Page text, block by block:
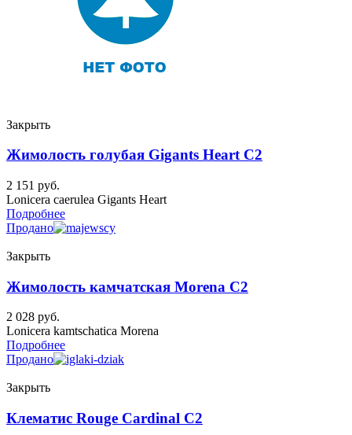
Закрыть
Жимолость голубая Gigants Heart C2
2 151 руб.
Lonicera caerulea Gigants Heart
Подробнее
Продано
Закрыть
Жимолость камчатская Morena C2
2 028 руб.
Lonicera kamtschatica Morena
Подробнее
Продано
Закрыть
Клематис Rouge Cardinal C2